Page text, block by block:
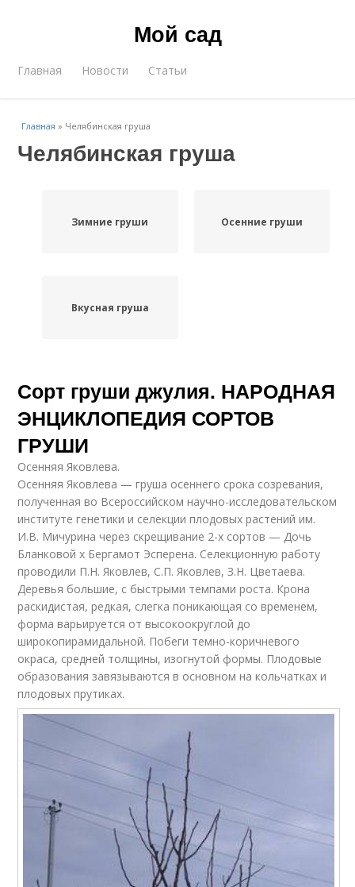
Мой сад
Главная Новости Статьи
Главная » Челябинская груша
Челябинская груша
Зимние груши Осенние груши
Вкусная груша
Сорт груши джулия. НАРОДНАЯ
ЭНЦИКЛОПЕДИЯ СОРТОВ
ГРУШИ
Осенняя Яковлева.
Осенняя Яковлева — груша осеннего срока созревания,
полученная во Всероссийском научно-исследовательском
институте генетики и селекции плодовых растений им.
И.В. Мичурина через скрещивание 2-х сортов — Дочь
Бланковой x Бергамот Эсперена. Селекционную работу
проводили П.Н. Яковлев, С.П. Яковлев, З.Н. Цветаева.
Деревья большие, с быстрыми темпами роста. Крона
раскидистая, редкая, слегка поникающая со временем,
форма варьируется от высокоокруглой до
широкопирамидальной. Побеги темно-коричневого
окраса, средней толщины, изогнутой формы. Плодовые
образования завязываются в основном на кольчатках и
плодовых прутиках.